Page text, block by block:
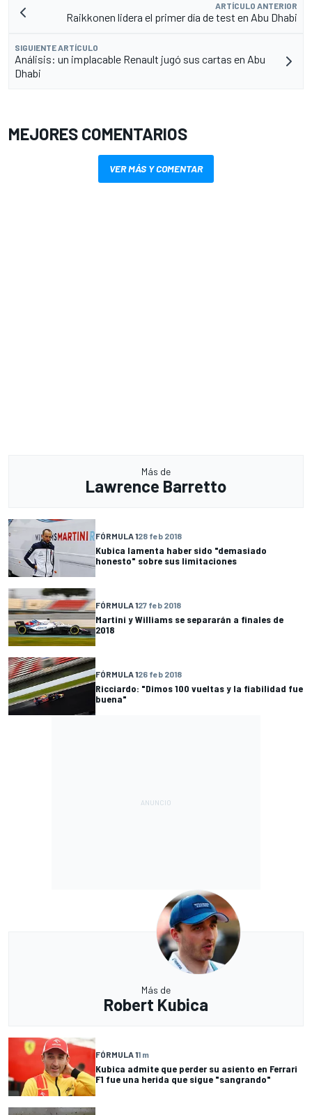
ARTÍCULO ANTERIOR
Raikkonen lidera el primer día de test en Abu Dhabi
SIGUIENTE ARTÍCULO
Análisis: un implacable Renault jugó sus cartas en Abu
Dhabi
MEJORES COMENTARIOS
VER MÁS Y COMENTAR
Más de
Lawrence Barretto
FÓRMULA 128 feb 2018
Kubica lamenta haber sido "demasiado
honesto" sobre sus limitaciones
FÓRMULA 127 feb 2018
Martini y Williams se separarán a finales de
2018
FÓRMULA 126 feb 2018
Ricciardo: "Dimos 100 vueltas y la fiabilidad fue
buena"
Más de
Robert Kubica
FÓRMULA 11 m
Kubica admite que perder su asiento en Ferrari
F1 fue una herida que sigue "sangrando"